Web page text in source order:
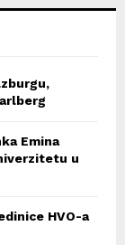
Emina
u
HVO-a